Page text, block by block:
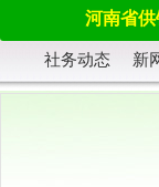
河南省
社务动态 新